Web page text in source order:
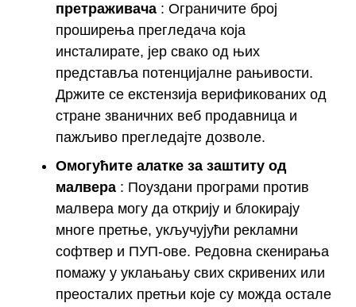
претраживача : Ограничите број
проширења прегледача која
инсталирате, јер свако од њих
представља потенцијалне рањивости.
Држите се екстензија верификованих од
стране званичних веб продавница и
пажљиво прегледајте дозволе.
Омогућите алатке за заштиту од
малвера : Поуздани програми против
малвера могу да открију и блокирају
многе претње, укључујући рекламни
софтвер и ПУП-ове. Редовна скенирања
помажу у уклањању свих скривених или
преосталих претњи које су можда остале